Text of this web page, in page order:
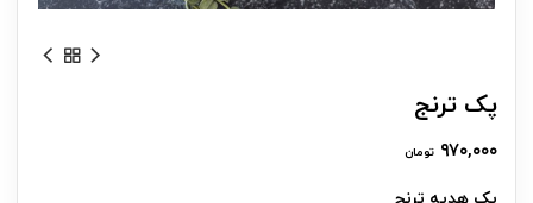
پک ترنج
۹۷۰,۰۰۰ تومان